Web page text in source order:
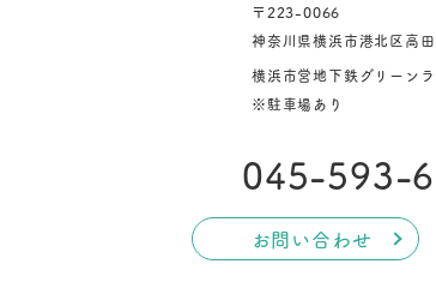
〒223-0066
神奈川県横浜市港北区高
横浜市営地下鉄グリーン
※駐車場あり
045-593-
お問い合わせ